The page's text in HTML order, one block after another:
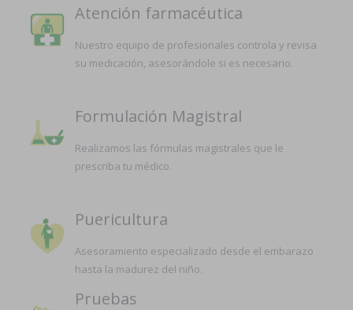
Atención farmacéutica
Nuestro equipo de profesionales controla y revisa
su medicación, asesorándole si es necesario.
Formulación Magistral
Realizamos las fórmulas magistrales que le
prescriba tu médico.
Puericultura
Asesoramiento especializado desde el embarazo
hasta la madurez del niño.
Pruebas